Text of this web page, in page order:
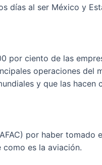
días al ser México y
por ciento de las
operaciones del
y que las
por haber
es la aviación.